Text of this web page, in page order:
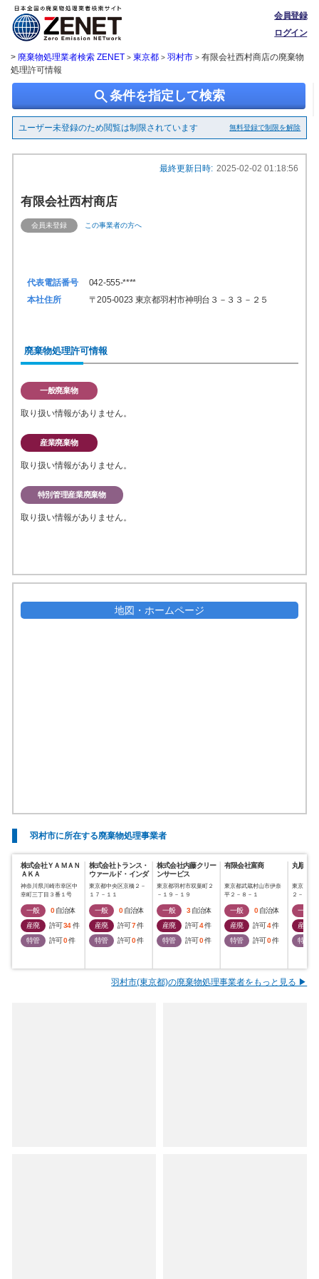
会員登録
ログイン
> 廃棄物処理業者検索 ZENET > 東京都> 羽村市> 有限会社西村商店の廃棄物
処理許可情報
search条件を指定して検索
ユーザー未登録のため閲覧は制限されています 無料登録で制限を解除
最終更新日時: 2025-02-02 01:18:56
有限会社西村商店
会員未登録 この事業者の方へ
代表電話番号
042-555-****
本社住所
〒205-0023 東京都羽村市神明台３－３３－２５
廃棄物処理許可情報
一般廃棄物
取り扱い情報がありません。
産業廃棄物
取り扱い情報がありません。
特別管理産業廃棄物
取り扱い情報がありません。
地図・ホームページ
羽村市に所在する廃棄物処理事業者
株式会社ＹＡＭＡＮ
ＡＫＡ
神奈川県川崎市幸区中
幸町三丁目３番１号
一般 0 自治体
産廃
許可34 件
特管
許可0件
株式会社トランス・
ウァールド・インダ
ストリー
東京都中央区京橋２－
１７－１１
一般 0 自治体
産廃
許可7件
特管
許可0件
株式会社内藤クリー
ンサービス
東京都羽村市双葉町２
－１９－１９
一般 3 自治体
産廃
許可4件
特管
許可0件
有限会社富商
東京都武蔵村山市伊奈
平２－８－１
一般 0 自治体
産廃
許可4件
特管
許可0件
丸順商
東京都羽
２－１－
一般
産廃
特管
羽村市(東京都)の廃棄物処理事業者をもっと見る ▶